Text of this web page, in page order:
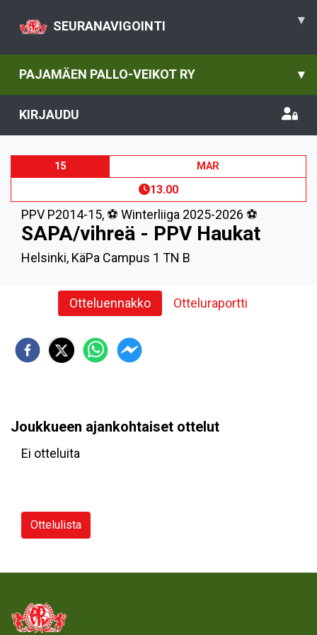
SEURANAVIGOINTI ▾
PAJAMÄEN PALLO-VEIKOT RY ▾
KIRJAUDU
15 MAR
13.00
PPV P2014-15, ⚽️ Winterliiga 2025-2026 ⚽️
SAPA/vihreä - PPV Haukat
Helsinki, KäPa Campus 1 TN B
Otteluennakko Otteluraportti
Joukkueen ajankohtaiset ottelut
Ei otteluita
Ottelulista